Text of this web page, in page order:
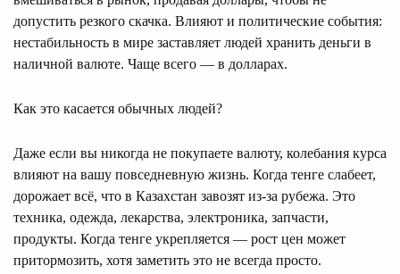
допустить резкого скачка. Влияют и политические события:
нестабильность в мире заставляет людей хранить деньги в
наличной валюте. Чаще всего — в долларах.
Как это касается обычных людей?
Даже если вы никогда не покупаете валюту, колебания курса
влияют на вашу повседневную жизнь. Когда тенге слабеет,
дорожает всё, что в Казахстан завозят из-за рубежа. Это
техника, одежда, лекарства, электроника, запчасти,
продукты. Когда тенге укрепляется — рост цен может
притормозить, хотя заметить это не всегда просто.